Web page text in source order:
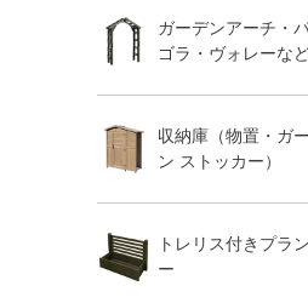
ガーデンアーチ・
ゴラ・ヴォレーな
収納庫（物置・ガ
ン ストッカー）
トレリス付きプラ
ー